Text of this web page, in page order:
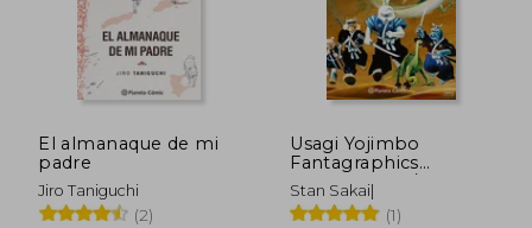
El almanaque de mi
padre
Jiro Taniguchi
(2)
Usagi Yojimbo
Fantagraphics
Integral nº 01/02
Stan Sakai|
(1)